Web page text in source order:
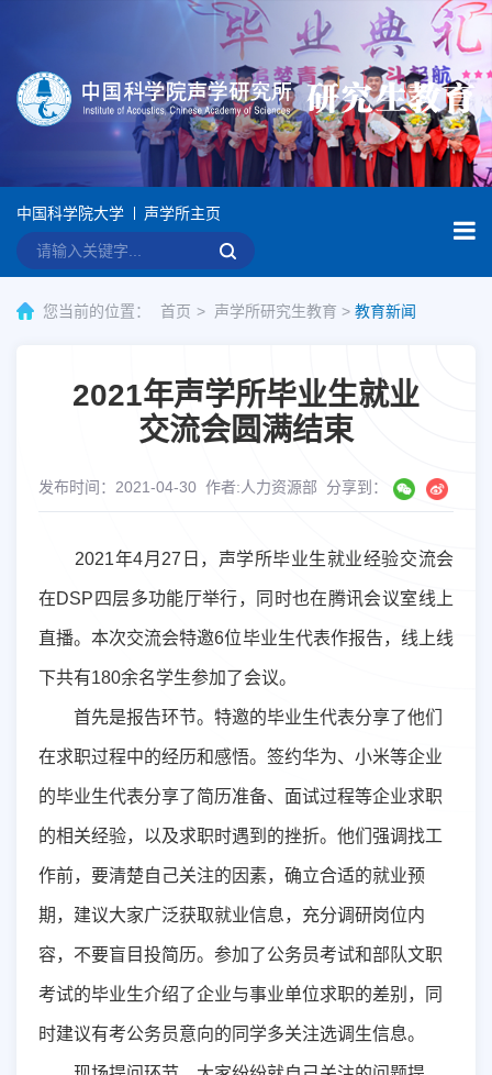
中国科学院大学 声学所主页
您当前的位置： 首页 声学所研究生教育 > 教育新闻
2021年声学所毕业生就业
交流会圆满结束
发布时间：2021-04-30 作者:人力资源部 分享到：
2021年4月 27 日，声学所毕业生就业经验交流会
在DSP 四层多功能厅举行，同时也在腾讯会议室线上
直播。本次交流会特邀6位毕业生代表作报告，线上线
下共有180余名学生参加了会议。
首先是报告环节。特邀的毕业生代表分享了他们
在求职过程中的经历和感悟。签约华为、小米等企业
的毕业生代表分享了简历准备、面试过程等企业求职
的相关经验，以及求职时遇到的挫折。他们强调找工
作前，要清楚自己关注的因素，确立合适的就业预
期，建议大家广泛获取就业信息，充分调研岗位内
容，不要盲目投简历。参加了公务员考试和部队文职
考试的毕业生介绍了企业与事业单位求职的差别，同
时建议有考公务员意向的同学多关注选调生信息。